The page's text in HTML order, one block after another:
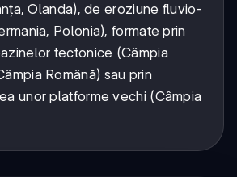
Olanda), de eroziune fluvio-
Polonia), formate prin
tectonice (Câmpia
Română) sau prin
unor platforme vechi (Câmpia